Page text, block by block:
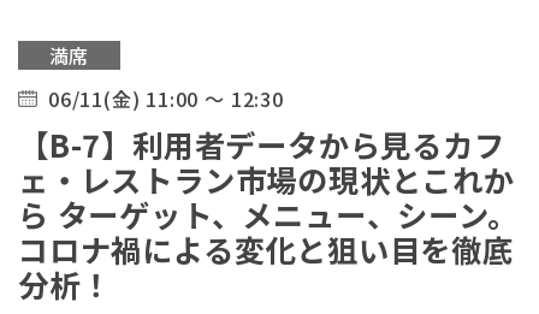
満席
06/11(金) 11:00 ～ 12:30
【B-7】利用者データから見るカフ
ェ・レストラン市場の現状とこれか
ら ターゲット、メニュー、シーン。
コロナ禍による変化と狙い目を徹底
分析！